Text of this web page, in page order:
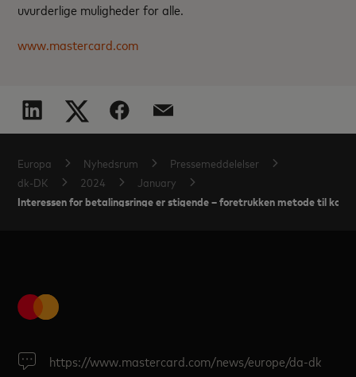
uvurderlige muligheder for alle.
www.mastercard.com
Europa Nyhedsrum
Pressemeddelelser
dk-DK
2024 January
Interessen for betalingsringe er stigende – foretrukken metode til
https://www.mastercard.com/news/europe/da-dk